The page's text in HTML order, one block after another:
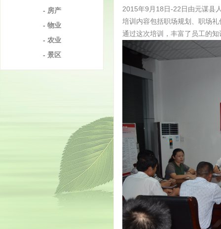
- 房产
- 物业
- 农业
- 景区
2015年9月18日-22日由元谋县
培训内容包括职场规划、职场
通过这次培训，丰富了员工的